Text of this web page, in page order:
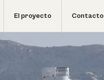
El proyecto Contacto